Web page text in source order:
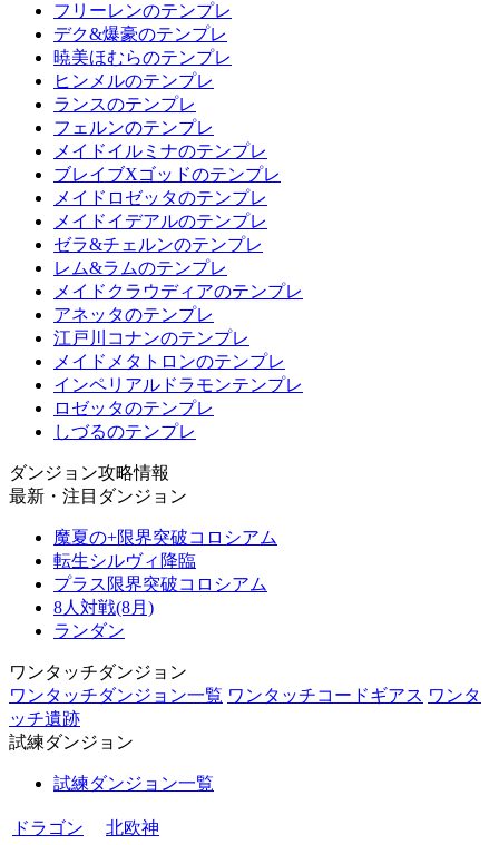
フリーレンのテンプレ
デク&爆豪のテンプレ
暁美ほむらのテンプレ
ヒンメルのテンプレ
ランスのテンプレ
フェルンのテンプレ
メイドイルミナのテンプレ
ブレイブXゴッドのテンプレ
メイドロゼッタのテンプレ
メイドイデアルのテンプレ
ゼラ&チェルンのテンプレ
レム&ラムのテンプレ
メイドクラウディアのテンプレ
アネッタのテンプレ
江戸川コナンのテンプレ
メイドメタトロンのテンプレ
インペリアルドラモンテンプレ
ロゼッタのテンプレ
しづるのテンプレ
ダンジョン攻略情報
最新・注目ダンジョン
魔夏の+限界突破コロシアム
転生シルヴィ降臨
プラス限界突破コロシアム
8人対戦(8月)
ランダン
ワンタッチダンジョン
ワンタッチダンジョン一覧 ワンタッチコードギアス ワンタ
ッチ遺跡
試練ダンジョン
試練ダンジョン一覧
ドラゴン
北欧神